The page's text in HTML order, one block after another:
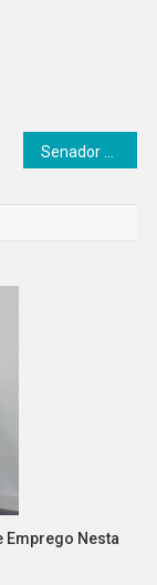
Emprego Nesta